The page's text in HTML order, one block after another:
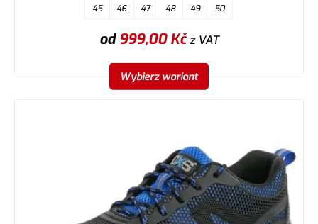
45
46 47 48 49 50
od999,00Kčz VAT
Wybierz wariant